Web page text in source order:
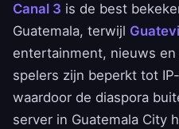
Canal 3 is de best
Guatemala, terwijl
entertainment, nieuws
spelers zijn beperkt tot
waardoor de diaspora
server in Guatemala City